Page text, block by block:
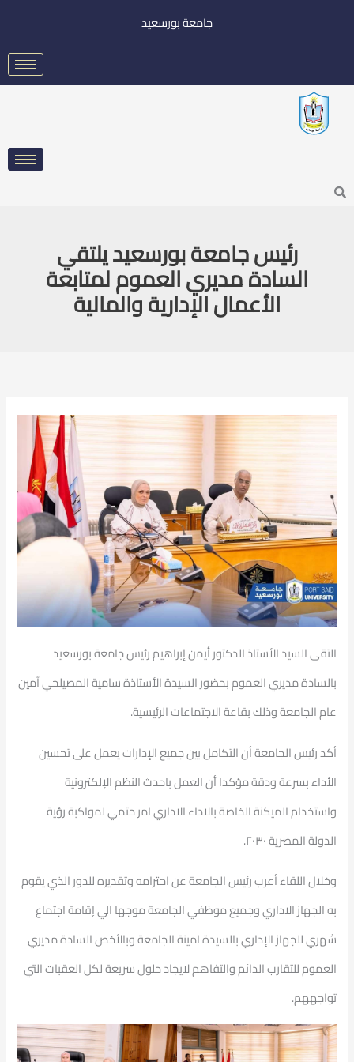
جامعة بورسعيد
Search
رئيس جامعة بورسعيد يلتقي
السادة مديري العموم لمتابعة
الأعمال الإدارية والمالية
التقى السيد الأستاذ الدكتور أيمن إبراهيم رئيس جامعة بورسعيد
بالسادة مديري العموم بحضور السيدة الأستاذة سامية المصيلحي آمين
عام الجامعة وذلك بقاعة الاجتماعات الرئيسية.
أكد رئيس الجامعة أن التكامل بين جميع الإدارات يعمل على تحسين
الأداء بسرعة ودقة مؤكدا أن العمل باحدث النظم الإلكترونية
واستخدام الميكنة الخاصة بالاداء الاداري امر حتمي لمواكبة رؤية
الدولة المصرية ٢٠٣٠.
وخلال اللقاء أعرب رئيس الجامعة عن احترامه وتقديره للدور الذي يقوم
به الجهاز الاداري وجميع موظفي الجامعة موجها الي إقامة اجتماع
شهري للجهاز الإداري بالسيدة امينة الجامعة وبالأخص السادة مديري
العموم للتقارب الدائم والتفاهم لايجاد حلول سريعة لكل العقبات التي
تواجههم.